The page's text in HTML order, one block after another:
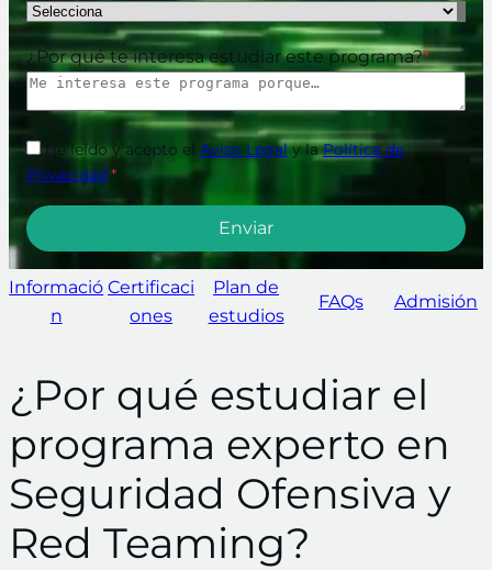
¿Por qué te interesa estudiar este programa?*
He leído y acepto el Aviso Legaly laPolítica de
Privacidad *
Informació
n
Certificaci
ones
Plan de
estudios
FAQs Admisión
¿Por qué estudiar el
programa experto en
Seguridad Ofensiva y
Red Teaming?